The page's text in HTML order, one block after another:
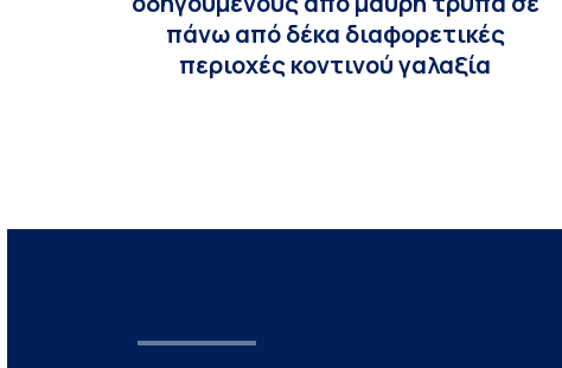
πάνω από δέκα διαφορετικές
περιοχές κοντινού γαλαξία